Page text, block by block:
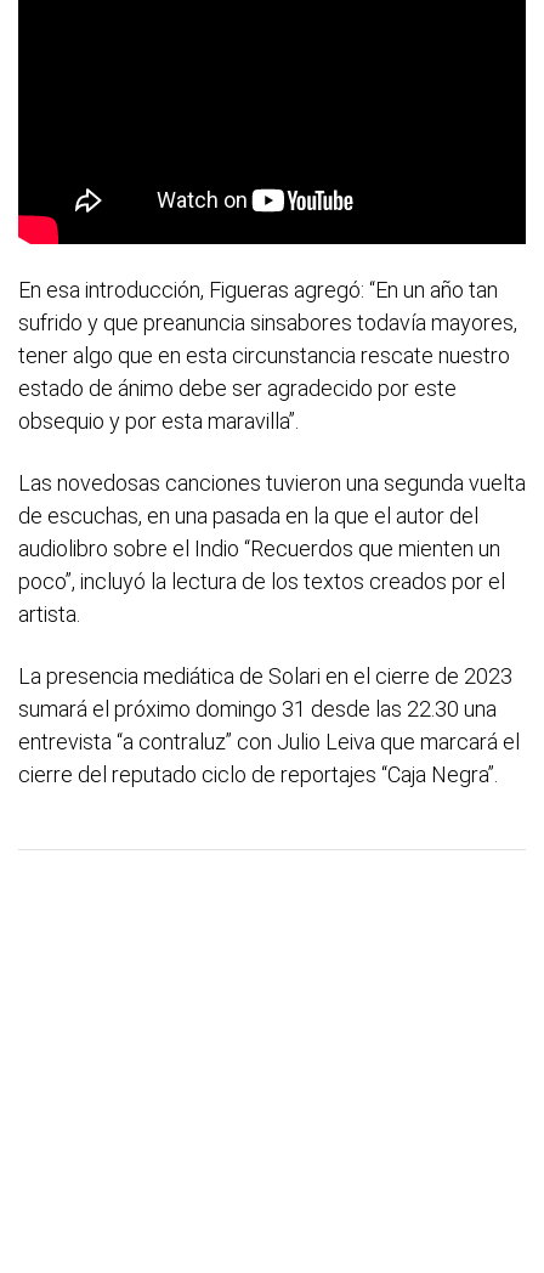
En esa introducción, Figueras agregó: “En un año tan
sufrido y que preanuncia sinsabores todavía mayores,
tener algo que en esta circunstancia rescate nuestro
estado de ánimo debe ser agradecido por este
obsequio y por esta maravilla”.
Las novedosas canciones tuvieron una segunda vuelta
de escuchas, en una pasada en la que el autor del
audiolibro sobre el Indio “Recuerdos que mienten un
poco”, incluyó la lectura de los textos creados por el
artista.
La presencia mediática de Solari en el cierre de 2023
sumará el próximo domingo 31 desde las 22.30 una
entrevista “a contraluz” con Julio Leiva que marcará el
cierre del reputado ciclo de reportajes “Caja Negra”.